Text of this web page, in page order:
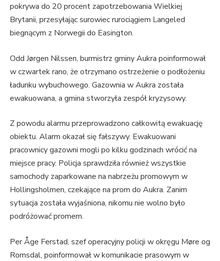
pokrywa do 20 procent zapotrzebowania Wielkiej
Brytanii, przesyłając surowiec rurociągiem Langeled
biegnącym z Norwegii do Easington.
Odd Jørgen Nilssen, burmistrz gminy Aukra poinformował
w czwartek rano, że otrzymano ostrzeżenie o podłożeniu
ładunku wybuchowego. Gazownia w Aukra została
ewakuowana, a gmina stworzyła zespół kryzysowy.
Z powodu alarmu przeprowadzono całkowitą ewakuację
obiektu. Alarm okazał się fałszywy. Ewakuowani
pracownicy gazowni mogli po kilku godzinach wrócić na
miejsce pracy. Policja sprawdziła również wszystkie
samochody zaparkowane na nabrzeżu promowym w
Hollingsholmen, czekające na prom do Aukra. Zanim
sytuacja została wyjaśniona, nikomu nie wolno było
podróżować promem.
Per Åge Ferstad, szef operacyjny policji w okręgu Møre og
Romsdal, poinformował w komunikacie prasowym w